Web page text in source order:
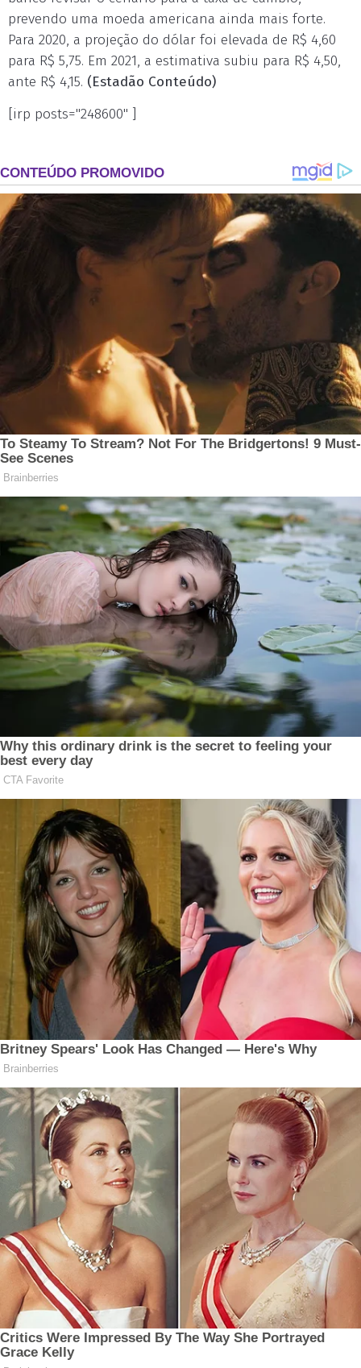
prevendo uma moeda americana ainda mais forte.
Para 2020, a projeção do dólar foi elevada de R$ 4,60
para R$ 5,75. Em 2021, a estimativa subiu para R$ 4,50,
ante R$ 4,15. (Estadão Conteúdo)
[irp posts="248600" ]